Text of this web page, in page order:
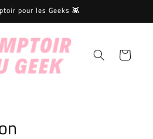
pour les Geeks 👾
Panier